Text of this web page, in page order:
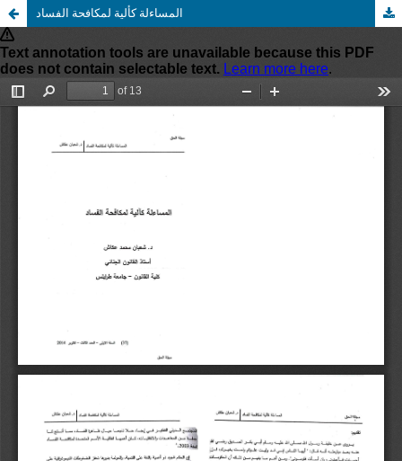
المساءلة كألية لمكافحة الفساد